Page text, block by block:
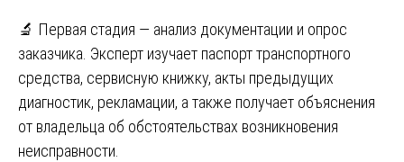
🔬 Первая стадия — анализ документации и опрос
заказчика. Эксперт изучает паспорт транспортного
средства, сервисную книжку, акты предыдущих
диагностик, рекламации, а также получает объяснения
от владельца об обстоятельствах возникновения
неисправности.